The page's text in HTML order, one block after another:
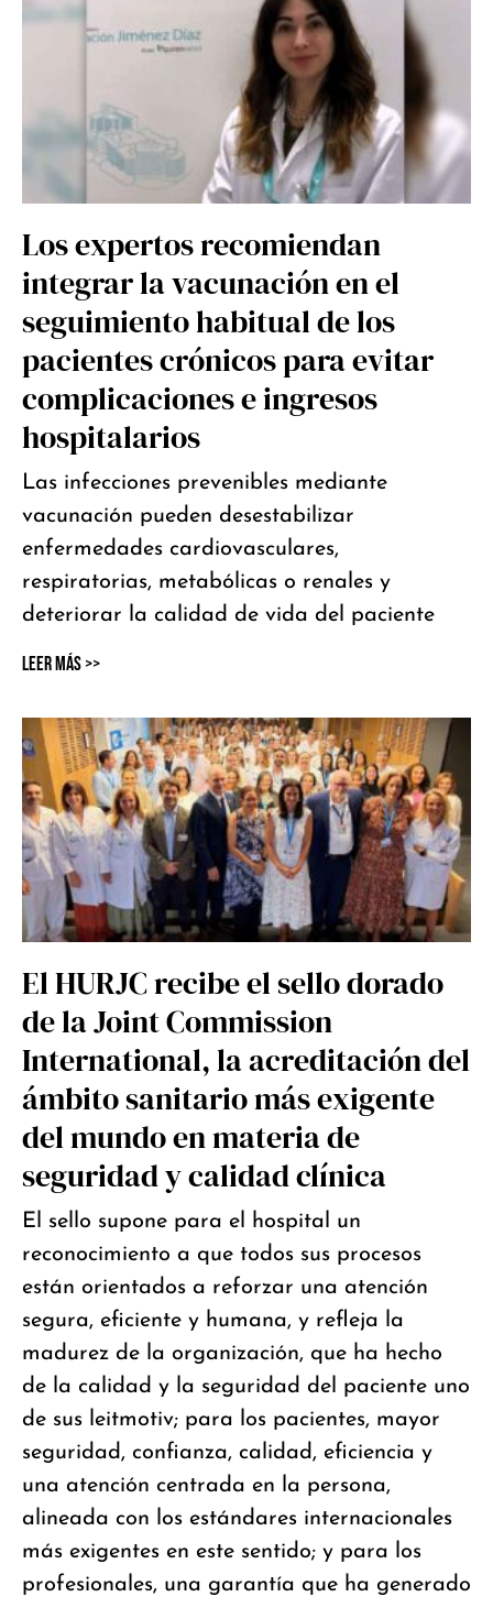
Los expertos recomiendan
integrar la vacunación en el
seguimiento habitual de los
pacientes crónicos para evitar
complicaciones e ingresos
hospitalarios
Las infecciones prevenibles mediante
vacunación pueden desestabilizar
enfermedades cardiovasculares,
respiratorias, metabólicas o renales y
deteriorar la calidad de vida del paciente
Leer Más >>
El HURJC recibe el sello dorado
de la Joint Commission
International, la acreditación del
ámbito sanitario más exigente
del mundo en materia de
seguridad y calidad clínica
El sello supone para el hospital un
reconocimiento a que todos sus procesos
están orientados a reforzar una atención
segura, eficiente y humana, y refleja la
madurez de la organización, que ha hecho
de la calidad y la seguridad del paciente uno
de sus leitmotiv; para los pacientes, mayor
seguridad, confianza, calidad, eficiencia y
una atención centrada en la persona,
alineada con los estándares internacionales
más exigentes en este sentido; y para los
profesionales, una garantía que ha generado